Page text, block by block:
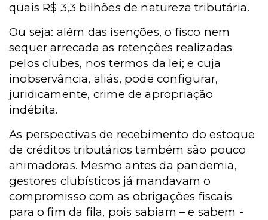
quais R$ 3,3 bilhões de natureza tributária.
Ou seja: além das isenções, o fisco nem
sequer arrecada as retenções realizadas
pelos clubes, nos termos da lei; e cuja
inobservância, aliás, pode configurar,
juridicamente, crime de apropriação
indébita.
As perspectivas de recebimento do estoque
de créditos tributários também são pouco
animadoras. Mesmo antes da pandemia,
gestores clubísticos já mandavam o
compromisso com as obrigações fiscais
para o fim da fila, pois sabiam – e sabem -